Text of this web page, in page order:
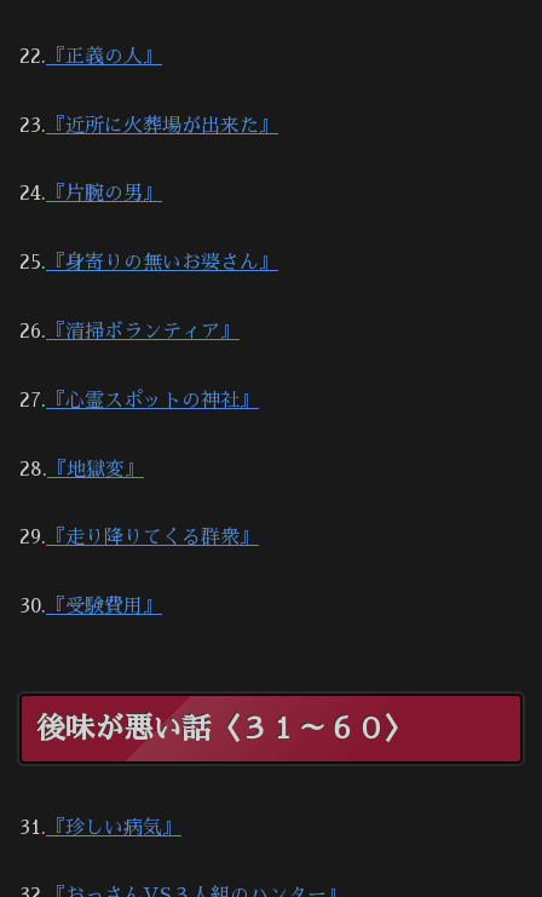
22. 『正義の人』
23. 『近所に火葬場が出来た』
24. 『片腕の男』
25. 『身寄りの無いお婆さん』
26. 『清掃ボランティア』
27. 『心霊スポットの神社』
28. 『地獄変』
29. 『走り降りてくる群衆』
30. 『受験費用』
後味が悪い話〈３１～６０〉
31. 『珍しい病気』